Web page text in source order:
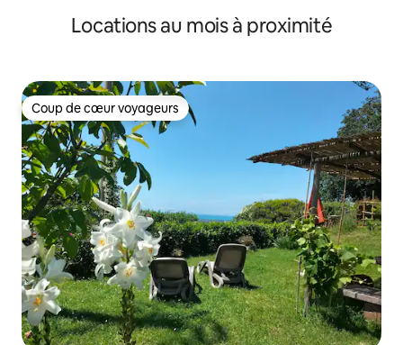
Locations au mois à proximité
Coup de cœur voyageurs
Coup de cœur voyageurs